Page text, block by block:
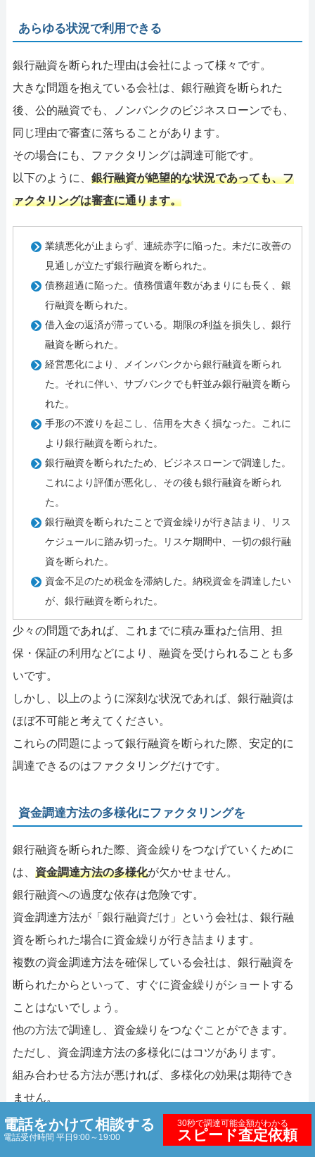
あらゆる状況で利用できる
銀行融資を断られた理由は会社によって様々です。
大きな問題を抱えている会社は、銀行融資を断られた
後、公的融資でも、ノンバンクのビジネスローンでも、
同じ理由で審査に落ちることがあります。
その場合にも、ファクタリングは調達可能です。
以下のように、 銀行融資が絶望的な状況であっても、フ
ァクタリングは審査に通ります。
業績悪化が止まらず、連続赤字に陥った。未だに改善の
見通しが立たず銀行融資を断られた。
債務超過に陥った。債務償還年数があまりにも長く、銀
行融資を断られた。
借入金の返済が滞っている。期限の利益を損失し、銀行
融資を断られた。
経営悪化により、メインバンクから銀行融資を断られ
た。それに伴い、サブバンクでも軒並み銀行融資を断ら
れた。
手形の不渡りを起こし、信用を大きく損なった。これに
より銀行融資を断られた。
銀行融資を断られたため、ビジネスローンで調達した。
これにより評価が悪化し、その後も銀行融資を断られ
た。
銀行融資を断られたことで資金繰りが行き詰まり、リス
ケジュールに踏み切った。リスケ期間中、一切の銀行融
資を断られた。
資金不足のため税金を滞納した。納税資金を調達したい
が、銀行融資を断られた。
少々の問題であれば、これまでに積み重ねた信用、担
保・保証の利用などにより、融資を受けられることも多
いです。
しかし、以上のように深刻な状況であれば、銀行融資は
ほぼ不可能と考えてください。
これらの問題によって銀行融資を断られた際、安定的に
調達できるのはファクタリングだけです。
資金調達方法の多様化にファクタリングを
銀行融資を断られた際、資金繰りをつなげていくために
は、 資金調達方法の多様化が欠かせません。
銀行融資への過度な依存は危険です。
資金調達方法が「銀行融資だけ」という会社は、銀行融
資を断られた場合に資金繰りが行き詰まります。
複数の資金調達方法を確保している会社は、銀行融資を
断られたからといって、すぐに資金繰りがショートする
ことはないでしょう。
他の方法で調達し、資金繰りをつなぐことができます。
ただし、資金調達方法の多様化にはコツがあります。
組み合わせる方法が悪ければ、多様化の効果は期待でき
ません。
分かりやすいのが、「銀行融資+ビジネスローン」の組み
合わせ。
電話をかけて相談する
電話受付時間 平日9:00～19:00
30秒で調達可能金額がわかる
スピード査定依頼